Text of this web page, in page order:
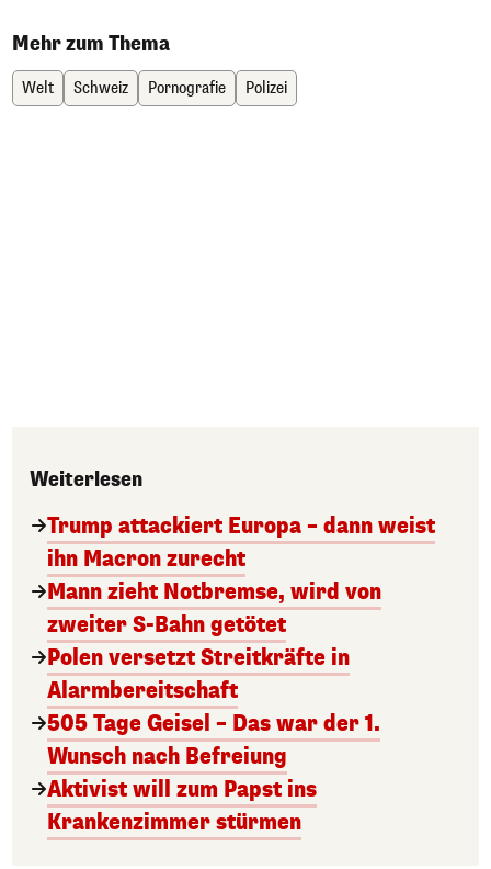
Mehr zum Thema
Welt Schweiz Pornografie Polizei
Weiterlesen
Trump attackiert Europa – dann weist
ihn Macron zurecht
Mann zieht Notbremse, wird von
zweiter S-Bahn getötet
Polen versetzt Streitkräfte in
Alarmbereitschaft
505 Tage Geisel – Das war der 1.
Wunsch nach Befreiung
Aktivist will zum Papst ins
Krankenzimmer stürmen